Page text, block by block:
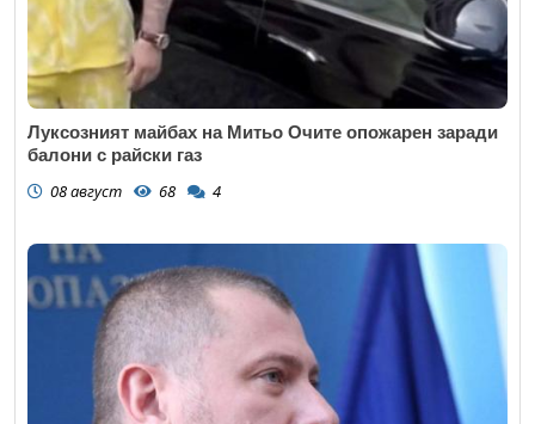
Луксозният майбах на Митьо Очите опожарен заради
балони с райски газ
08 август 68 4